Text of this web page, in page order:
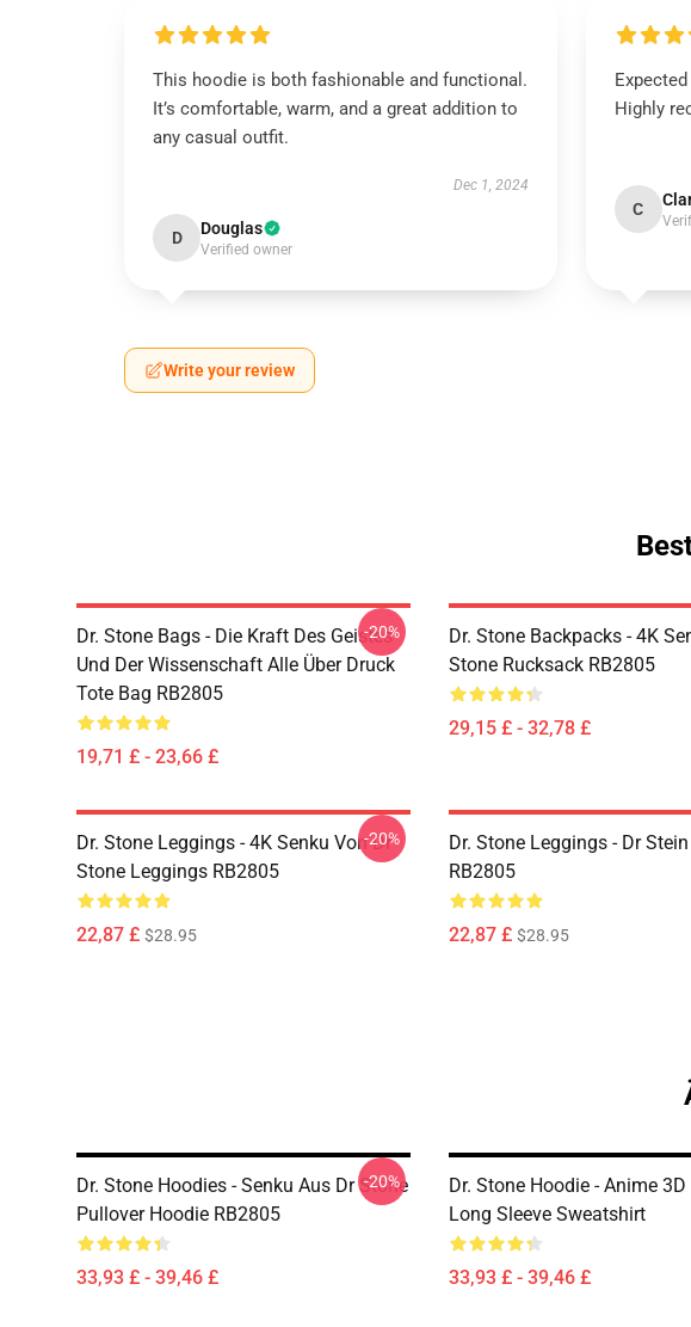
This hoodie is both fashionable and functional.
It’s comfortable, warm, and a great addition to
any casual outfit.
Dec 1, 2024
D Douglas
Verified owner
Highly
C
Write your review
Dr. Stone Bags - Die Kraft Des Geistes
Und Der Wissenschaft Alle Über Druck
Tote Bag RB2805
19,71 £ - 23,66 £
-20%
Dr. Stone Backpacks - 4K
Stone Rucksack RB2805
29,15 £ - 32,78 £
Dr. Stone Leggings - 4K Senku Von Dr
Stone Leggings RB2805
22,87 £ $28.95
-20%
Dr. Stone Leggings - Dr
RB2805
22,87 £ $28.95
Dr. Stone Hoodies - Senku Aus Dr Stone
Pullover Hoodie RB2805
33,93 £ - 39,46 £
-20%
Dr. Stone Hoodie - Anime
Long Sleeve Sweatshirt
33,93 £ - 39,46 £